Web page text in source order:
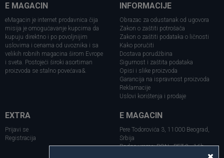
E MAGACIN
eMagacin je internet prodavnica čija
misija je omogućavanje kupcima da
kupuju direktno i po povoljnijim
uslovima i cenama od uvoznika i sa
velikih robnih magacina širom Evrope
i sveta. Postojeći široki asortiman
proizvoda se stalno povećava&.
INFORMACIJE
Obrazac za odustanak od ugovora
Zakon o zaštiti potrošača
Zakon o zaštiti podataka o ličnosti
Kako poručiti
Dostava porudžbina
Sigurnost i zaštita podataka
Opisi i slike proizvoda
Garancija na ispravnost proizvoda
Reklamacije
Uslovi korištenja i prodaje
EXTRA
Prijavi se
Registracija
E MAGACIN
Pere Todorovića 3, 11000 Beograd,
Srbija
Radno vreme: PON - PET 8 - 16h